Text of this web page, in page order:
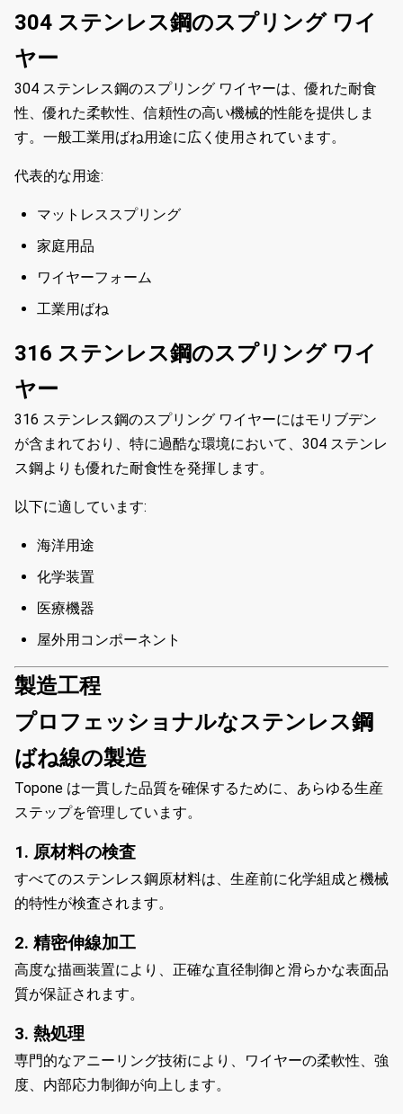
304 ステンレス鋼のスプリング ワイ
ヤー
304 ステンレス鋼のスプリング ワイヤーは、優れた耐食
性、優れた柔軟性、信頼性の高い機械的性能を提供しま
す。一般工業用ばね用途に広く使用されています。
代表的な用途:
マットレススプリング
家庭用品
ワイヤーフォーム
工業用ばね
316 ステンレス鋼のスプリング ワイ
ヤー
316 ステンレス鋼のスプリング ワイヤーにはモリブデン
が含まれており、特に過酷な環境において、304 ステンレ
ス鋼よりも優れた耐食性を発揮します。
以下に適しています:
海洋用途
化学装置
医療機器
屋外用コンポーネント
製造工程
プロフェッショナルなステンレス鋼
ばね線の製造
Topone は一貫した品質を確保するために、あらゆる生産
ステップを管理しています。
1. 原材料の検査
すべてのステンレス鋼原材料は、生産前に化学組成と機械
的特性が検査されます。
2. 精密伸線加工
高度な描画装置により、正確な直径制御と滑らかな表面品
質が保証されます。
3. 熱処理
専門的なアニーリング技術により、ワイヤーの柔軟性、強
度、内部応力制御が向上します。